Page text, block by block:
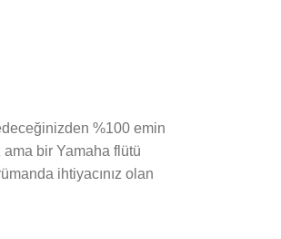
%100 emin
bir Yamaha flütü
ihtiyacınız olan